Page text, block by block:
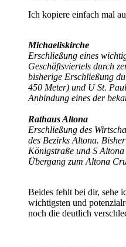
Ich kopiere einfach mal
Michaeliskirche
Erschließung eines
Geschäftsviertels durch
bisherige Erschließung
450 Meter) und U St.
Anbindung eines der
Rathaus Altona
Erschließung des
des Bezirks Altona.
Königstraße und S
Übergang zum Altona
Beides fehlt bei dir, sehe
wichtigsten und
noch die deutlich